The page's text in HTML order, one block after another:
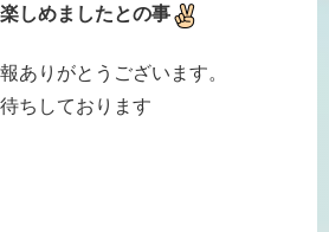
しめましたとの事
ありがとうございます。
ちしております